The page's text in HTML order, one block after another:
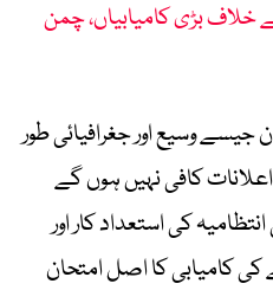
خلاف بڑی کامیابیاں، چمن
جیسے وسیع اور جغرافیائی طور
کافی نہیں ہوں گے
کی استعداد کار اور
کامیابی کا اصل امتحان